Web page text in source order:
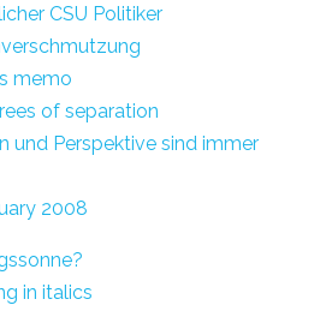
CSU Politiker
memo
of separation
und Perspektive sind immer
2008
in italics